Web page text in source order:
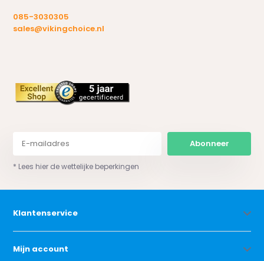
085-3030305
sales@vikingchoice.nl
Abonneer
* Lees hier de wettelijke beperkingen
Klantenservice
Mijn account